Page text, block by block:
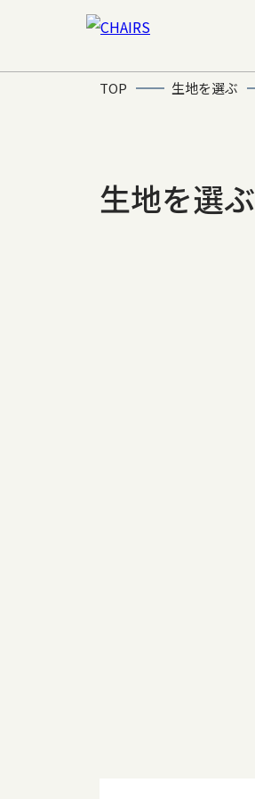
TOP 生地を選ぶ
生地を選ぶ